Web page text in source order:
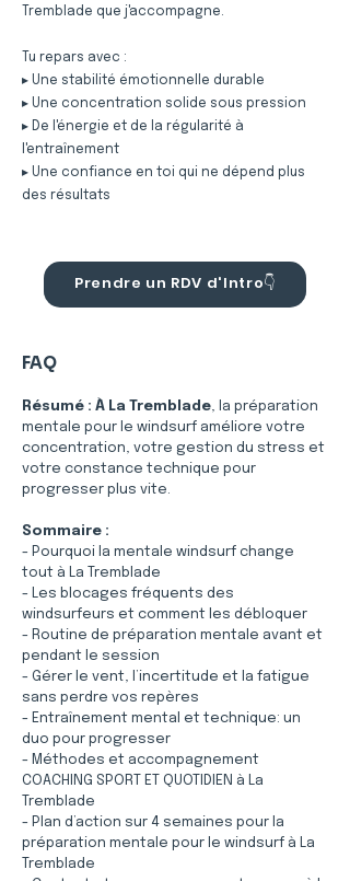
Tremblade que j'accompagne.
Tu repars avec :
▸ Une stabilité émotionnelle durable
▸ Une concentration solide sous pression
▸ De l'énergie et de la régularité à
l'entraînement
▸ Une confiance en toi qui ne dépend plus
des résultats
Prendre un RDV d'Intro👇
FAQ
Résumé : À La Tremblade, la préparation
mentale pour le windsurf améliore votre
concentration, votre gestion du stress et
votre constance technique pour
progresser plus vite.
Sommaire :
- Pourquoi la mentale windsurf change
tout à La Tremblade
- Les blocages fréquents des
windsurfeurs et comment les débloquer
- Routine de préparation mentale avant et
pendant le session
- Gérer le vent, l’incertitude et la fatigue
sans perdre vos repères
- Entraînement mental et technique: un
duo pour progresser
- Méthodes et accompagnement
COACHING SPORT ET QUOTIDIEN à La
Tremblade
- Plan d’action sur 4 semaines pour la
préparation mentale pour le windsurf à La
Tremblade